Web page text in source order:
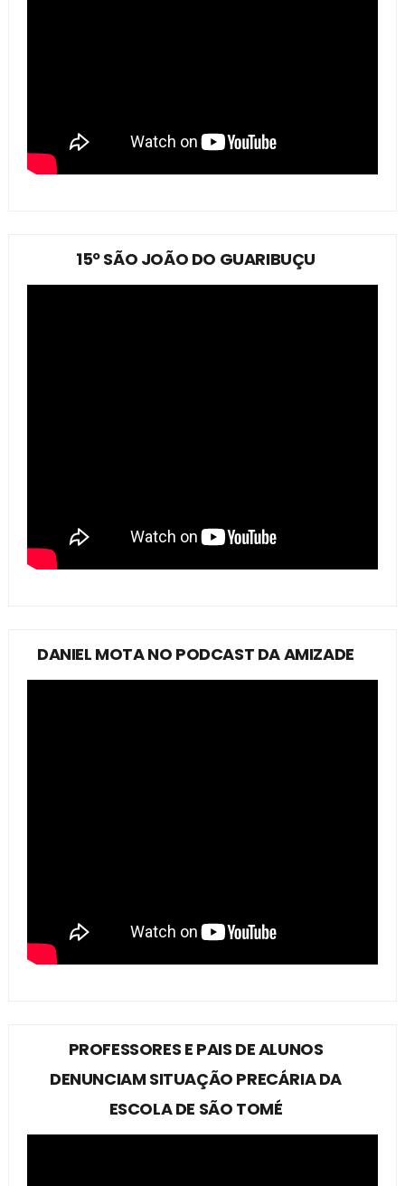
15º SÃO JOÃO DO GUARIBUÇU
DANIEL MOTA NO PODCAST DA AMIZADE
PROFESSORES E PAIS DE ALUNOS
DENUNCIAM SITUAÇÃO PRECÁRIA DA
ESCOLA DE SÃO TOMÉ